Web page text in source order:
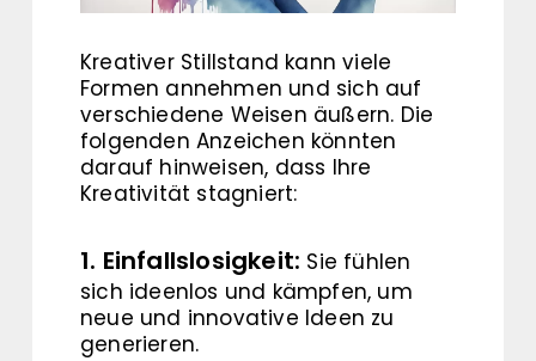
Kreativer Stillstand kann viele
Formen annehmen und sich auf
verschiedene Weisen äußern. Die
folgenden Anzeichen könnten
darauf hinweisen, dass Ihre
Kreativität stagniert:
1. Einfallslosigkeit: Sie fühlen
sich ideenlos und kämpfen, um
neue und innovative Ideen zu
generieren.